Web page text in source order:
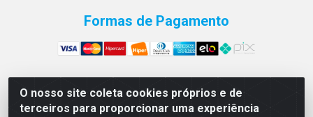
O nosso site coleta cookies próprios e de
terceiros para proporcionar uma experiência
Formas de Pagamento
Focus Distribuidora LTDA - Rua Republica Eslovaca, 1121